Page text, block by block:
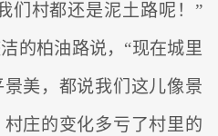
们村都还是泥土路呢！”
的柏油路说，“现在城里
美，都说我们这儿像景
庄的变化多亏了村里的